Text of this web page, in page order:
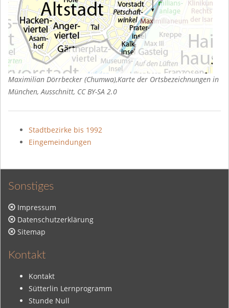
Maximilian Dörrbecker (Chumwa),Karte der Ortsbezeichnungen in
München, Ausschnitt, CC BY-SA 2.0
Stadtbezirke bis 1992
Eingemeindungen
Sonstiges
Impressum
Datenschutzerklärung
Sitemap
Kontakt
Kontakt
Sütterlin Lernprogramm
Stunde Null